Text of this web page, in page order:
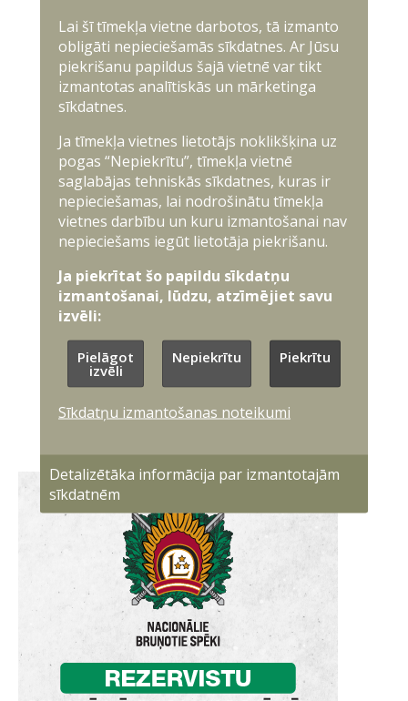
Lai šī tīmekļa vietne darbotos, tā izmanto
obligāti nepieciešamās sīkdatnes. Ar Jūsu
piekrišanu papildus šajā vietnē var tikt
izmantotas analītiskās un mārketinga
sīkdatnes.
Ja tīmekļa vietnes lietotājs noklikšķina uz
pogas “Nepiekrītu”, tīmekļa vietnē
saglabājas tehniskās sīkdatnes, kuras ir
nepieciešamas, lai nodrošinātu tīmekļa
vietnes darbību un kuru izmantošanai nav
nepieciešams iegūt lietotāja piekrišanu.
Ja piekrītat šo papildu sīkdatņu
izmantošanai, lūdzu, atzīmējiet savu
izvēli:
Pielāgot
izvēli
Nepiekrītu Piekrītu
Sīkdatņu izmantošanas noteikumi
Detalizētāka informācija par izmantotajām
sīkdatnēm